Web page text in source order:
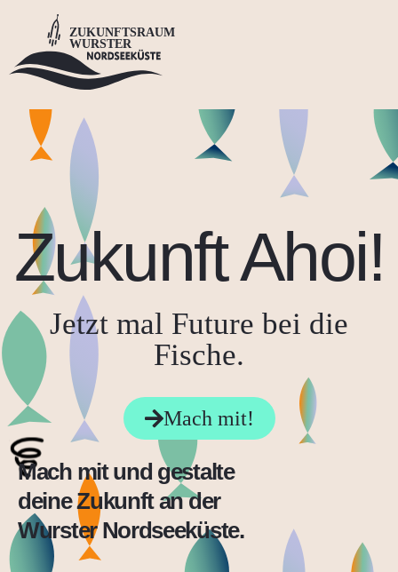
Zukunft Ahoi!
Jetzt mal Future bei die
Fische.
Mach mit!
Mach mit und gestalte
deine Zukunft an der
Wurster Nordseeküste.